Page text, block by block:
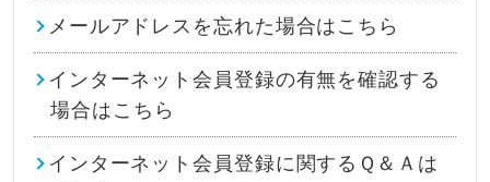
メールアドレスを忘れた場合はこちら
インターネット会員登録の有無を確認する
場合はこちら
インターネット会員登録に関するＱ＆Ａは